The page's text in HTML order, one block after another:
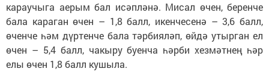
караучыга аерым бал исәпләнә. Мисал өчен, беренче
бала караган өчен – 1,8 балл, икенчесенә – 3,6 балл,
өченче һәм дүртенче бала тәрбияләп, өйдә утырган ел
өчен – 5,4 балл, чакыру буенча һәрби хезмәтнең һәр
елы өчен 1,8 балл кушыла.